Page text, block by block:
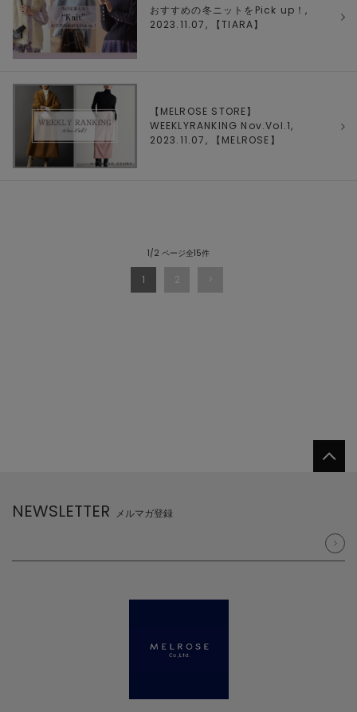
おすすめの冬ニットをPick up！,
2023.11.07, 【TIARA】
【MELROSE STORE】
WEEKLYRANKING Nov.Vol.1,
2023.11.07, 【 MELROSE 】
1/2 ページ全15件
1 2
NEWSLETTER メルマガ登録